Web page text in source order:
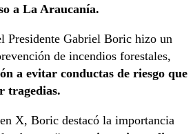
a La Araucanía.
Presidente Gabriel Boric hizo un
de incendios forestales,
a evitar conductas de riesgo que
tragedias.
X, Boric destacó la importancia